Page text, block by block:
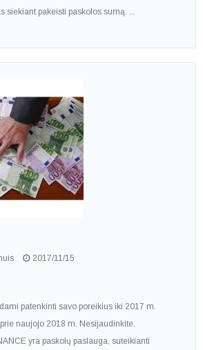
siekiant pakeisti paskolos sumą. ...
2017/11/15
patenkinti savo poreikius iki 2017 m.
naujojo 2018 m. Nesijaudinkite.
yra paskolų paslauga, suteikianti